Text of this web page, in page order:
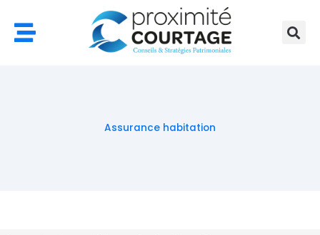
contenu
Assurance habitation